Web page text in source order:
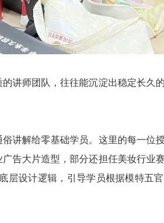
讲师团队，往往能沉淀出稳定长久
讲解给零基础学员。这里的每一位
告大片造型，部分还担任美妆行业
层设计逻辑，引导学员根据模特五